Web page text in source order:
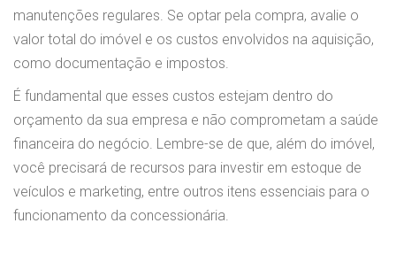
manutenções regulares. Se optar pela compra, avalie o
valor total do imóvel e os custos envolvidos na aquisição,
como documentação e impostos.
É fundamental que esses custos estejam dentro do
orçamento da sua empresa e não comprometam a saúde
financeira do negócio. Lembre-se de que, além do imóvel,
você precisará de recursos para investir em estoque de
veículos e marketing, entre outros itens essenciais para o
funcionamento da concessionária.